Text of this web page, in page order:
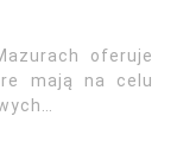
oferuje
mają na celu